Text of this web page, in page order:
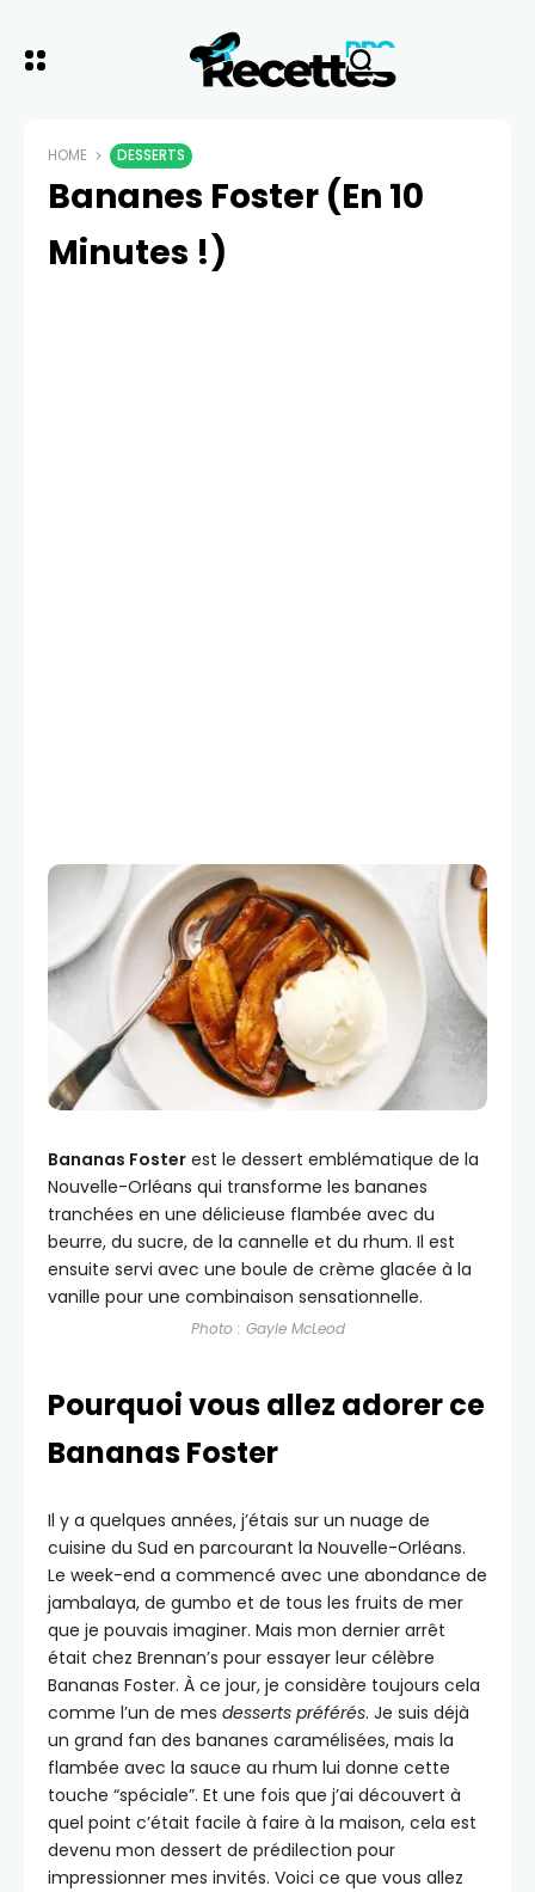
HOME DESSERTS
Bananes Foster (En 10
Minutes !)
Bananas Foster est le dessert emblématique de la
Nouvelle-Orléans qui transforme les bananes
tranchées en une délicieuse flambée avec du
beurre, du sucre, de la cannelle et du rhum. Il est
ensuite servi avec une boule de crème glacée à la
vanille pour une combinaison sensationnelle.
Photo : Gayle McLeod
Pourquoi vous allez adorer ce
Bananas Foster
Il y a quelques années, j’étais sur un nuage de
cuisine du Sud en parcourant la Nouvelle-Orléans.
Le week-end a commencé avec une abondance de
jambalaya, de gumbo et de tous les fruits de mer
que je pouvais imaginer. Mais mon dernier arrêt
était chez Brennan’s pour essayer leur célèbre
Bananas Foster. À ce jour, je considère toujours cela
comme l’un de mes desserts préférés. Je suis déjà
un grand fan des bananes caramélisées, mais la
flambée avec la sauce au rhum lui donne cette
touche “spéciale”. Et une fois que j’ai découvert à
quel point c’était facile à faire à la maison, cela est
devenu mon dessert de prédilection pour
impressionner mes invités. Voici ce que vous allez